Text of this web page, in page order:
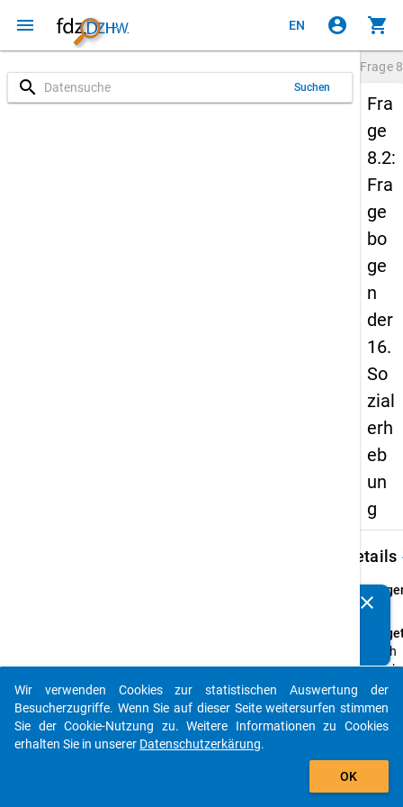
menu EN account_circle shopping_cart
search Suchen
Frage
Fra
ge
8.2:
Fra
ge
bo
ge
n
der
16.
So
zial
erh
eb
un
g
Details
8.2
Nach
fand
clear
auto_stories
add_shopping_cart
Wir verwenden Cookies zur statistischen Auswertung der
Besucherzugriffe. Wenn Sie auf dieser Seite weitersurfen stimmen
Sie der Cookie-Nutzung zu. Weitere Informationen zu Cookies
erhalten Sie in unserer Datenschutzerkärung.
OK